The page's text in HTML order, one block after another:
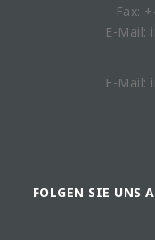
Fax:
E-Mail:
E-Mail:
FOLGEN SIE UNS